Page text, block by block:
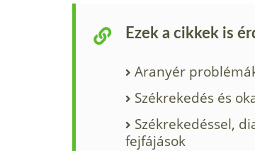
Ezek a cikkek is
Aranyér
Székrekedés és
Székrekedéssel,
fejfájások